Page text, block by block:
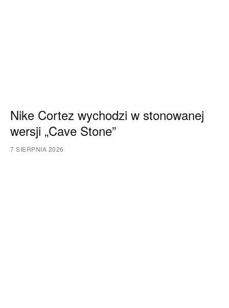
Nike Cortez wychodzi w stonowanej
wersji „Cave Stone”
7 SIERPNIA 2026